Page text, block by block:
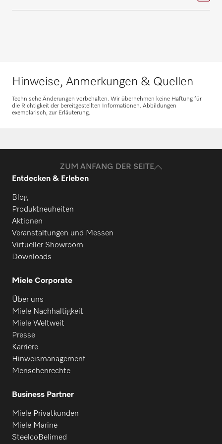
Benötigen Sie Ersatzteile für Ihre
Produkte? Melden Sie sich gerne bei uns!
Hinweise, Anmerkungen & Quellen
Technische Änderungen vorbehalten. Wir übernehmen keine Haftung für
die Richtigkeit der bereitgestellten Informationen. Abbildungen
exemplarisch, zur Erläuterung.
ZUM ANFANG DER SEITE
Entdecken & Erleben
Blog
Produktneuheiten
Aktionen
Veranstaltungen und Messen
Virtueller Showroom
Downloads
Miele Corporate
Über uns
Miele Nachhaltigkeit
Miele Weltweit
Presse
Karriere
Hinweismanagement
Menschenrechte
Business Partner
Miele Privatkunden
Miele Marine
SteelcoBelimed